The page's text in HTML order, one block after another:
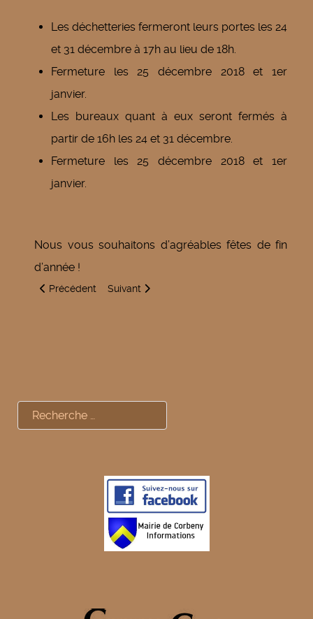
Les déchetteries fermeront leurs portes les 24
et 31 décembre à 17h au lieu de 18h.
Fermeture les 25 décembre 2018 et 1er
janvier.
Les bureaux quant à eux seront fermés à
partir de 16h les 24 et 31 décembre.
Fermeture les 25 décembre 2018 et 1er
janvier.
Nous vous souhaitons d’agréables fêtes de fin
d’année !
Article précédent : Bibliothèque de Corbény
Précédent Article suivant : Projet MONALISA - Tenter
Suivant
Rechercher